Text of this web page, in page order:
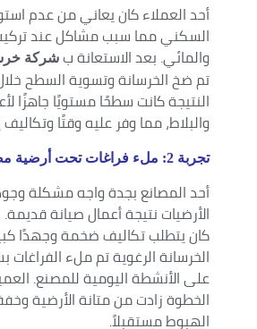
أحد العملاء كان يعاني من عدم
السكني مما سبب مشاكل عند
والمائي. بعد الاستعانة ب شركة
تم ضخ الخرسانة وتسوية السطح
النتيجة كانت سطحًا مستويًا جاهزًا
والبلاط، مما وفر عليه وقتًا
تجربة 2: ملء فراغات تحت أرضية مصنع
أحد المصانع بجدة واجه مشكلة
الأرضيات نتيجة أعمال صيانة
كان يتطلب تكاليف ضخمة وجهدًا
الخرسانة الرغوية تم ملء الفراغات
على الأنشطة اليومية للمصنع.
الخطوة زادت من متانة الأرضية
الهبوط مستقبلاً.